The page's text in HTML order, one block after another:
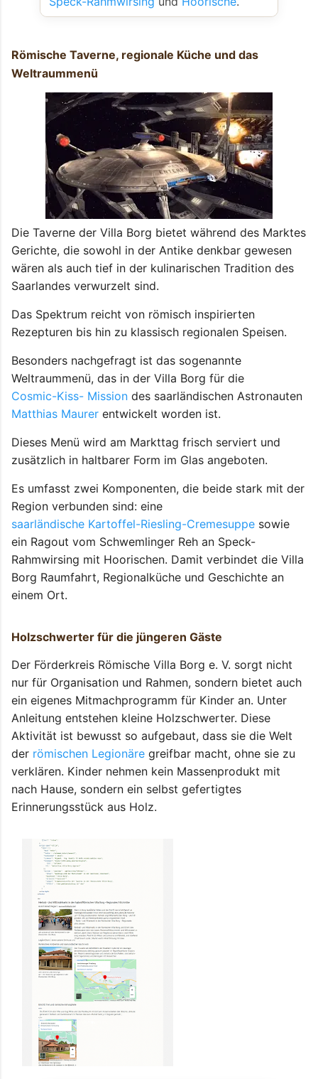
Römische Taverne, regionale Küche und das
Weltraummenü
Die Taverne der Villa Borg bietet während des Marktes
Gerichte, die sowohl in der Antike denkbar gewesen
wären als auch tief in der kulinarischen Tradition des
Saarlandes verwurzelt sind.
Das Spektrum reicht von römisch inspirierten
Rezepturen bis hin zu klassisch regionalen Speisen.
Besonders nachgefragt ist das sogenannte
Weltraummenü, das in der Villa Borg für die
Cosmic-Kiss- Mission des saarländischen Astronauten
Matthias Maurer entwickelt worden ist.
Dieses Menü wird am Markttag frisch serviert und
zusätzlich in haltbarer Form im Glas angeboten.
Es umfasst zwei Komponenten, die beide stark mit der
Region verbunden sind: eine
saarländische Kartoffel-Riesling-Cremesuppe sowie
ein Ragout vom Schwemlinger Reh an Speck-
Rahmwirsing mit Hoorischen. Damit verbindet die Villa
Borg Raumfahrt, Regionalküche und Geschichte an
einem Ort.
Holzschwerter für die jüngeren Gäste
Der Förderkreis Römische Villa Borg e. V. sorgt nicht
nur für Organisation und Rahmen, sondern bietet auch
ein eigenes Mitmachprogramm für Kinder an. Unter
Anleitung entstehen kleine Holzschwerter. Diese
Aktivität ist bewusst so aufgebaut, dass sie die Welt
der römischen Legionäre greifbar macht, ohne sie zu
verklären. Kinder nehmen kein Massenprodukt mit
nach Hause, sondern ein selbst gefertigtes
Erinnerungsstück aus Holz.